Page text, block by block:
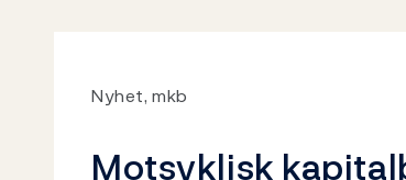
Nyhet, mkb
Motsyklisk